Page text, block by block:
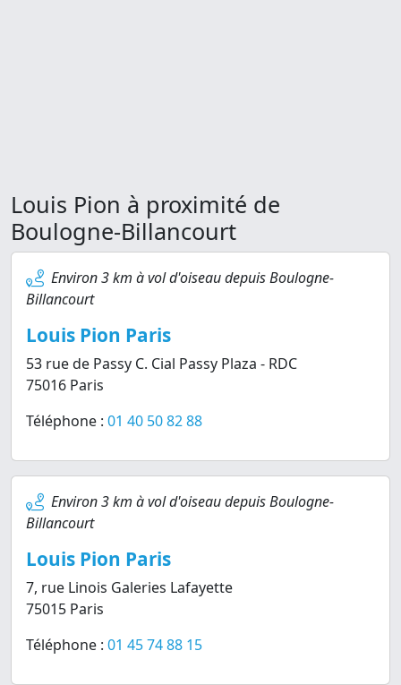
Louis Pion à proximité de
Boulogne-Billancourt
Environ 3 km à vol d'oiseau depuis Boulogne-
Billancourt
Louis Pion Paris
53 rue de Passy C. Cial Passy Plaza - RDC
75016 Paris
Téléphone : 01 40 50 82 88
Environ 3 km à vol d'oiseau depuis Boulogne-
Billancourt
Louis Pion Paris
7, rue Linois Galeries Lafayette
75015 Paris
Téléphone : 01 45 74 88 15